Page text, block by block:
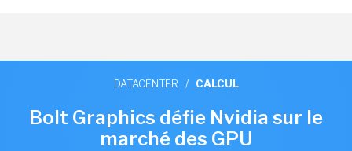
DATACENTER / CALCUL
Bolt Graphics défie Nvidia sur le
marché des GPU